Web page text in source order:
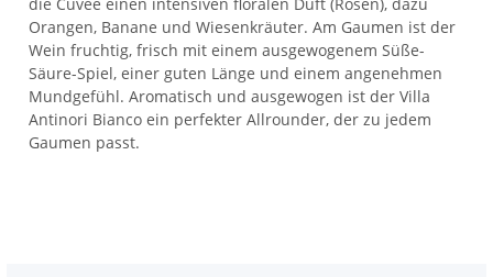
Orangen, Banane und Wiesenkräuter. Am Gaumen ist der
Wein fruchtig, frisch mit einem ausgewogenem Süße-
Säure-Spiel, einer guten Länge und einem angenehmen
Mundgefühl. Aromatisch und ausgewogen ist der Villa
Antinori Bianco ein perfekter Allrounder, der zu jedem
Gaumen passt.